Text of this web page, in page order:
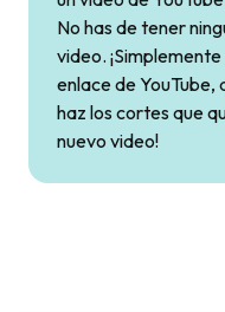
No has de tener
video.
enlace de YouTube,
haz los cortes que
nuevo video!